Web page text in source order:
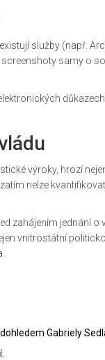
služby (např.
samy o
výroky, hrozí
nelze
zahájením jednání
vnitrostátní
Gabriely